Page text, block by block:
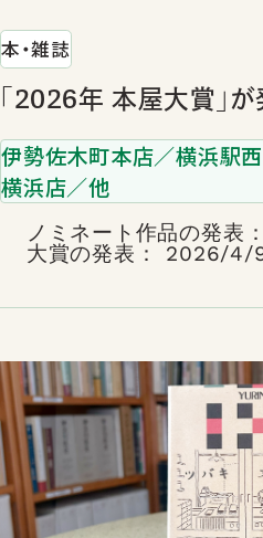
本・雑誌
「2026年 本屋大賞」
伊勢佐木町本店／横浜駅
横浜店／他
ノミネート作品の発
大賞の発表： 2026/4/